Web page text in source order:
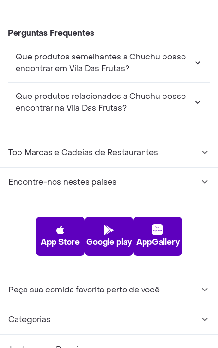
Perguntas Frequentes
Que produtos semelhantes a Chuchu posso
encontrar em Vila Das Frutas?
Que produtos relacionados a Chuchu posso
encontrar na Vila Das Frutas?
Top Marcas e Cadeias de Restaurantes
Encontre-nos nestes países
App Store Google play AppGallery
Peça sua comida favorita perto de você
Categorias